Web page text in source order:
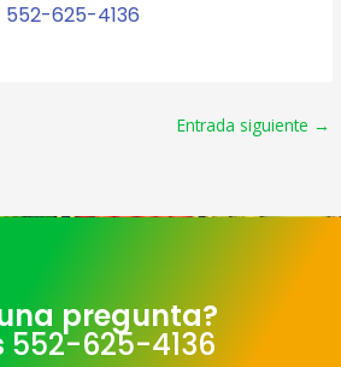
552-625-4136
Entrada siguiente →
pregunta?
552-625-4136